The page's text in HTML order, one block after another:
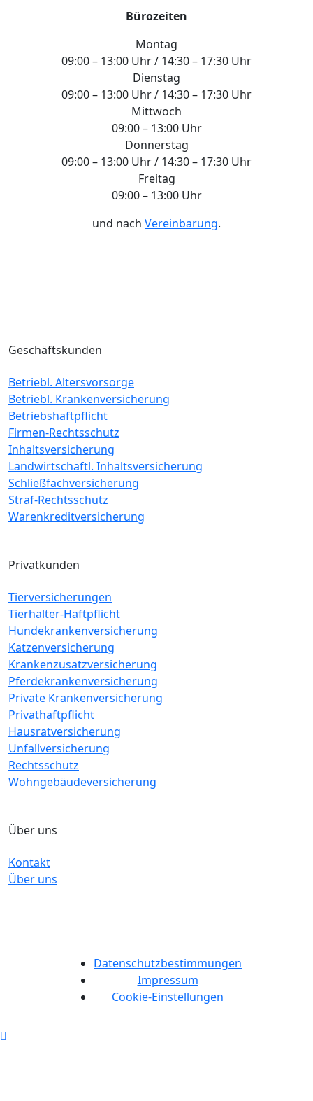
Bürozeiten
Montag
09:00 – 13:00 Uhr / 14:30 – 17:30 Uhr
Dienstag
09:00 – 13:00 Uhr / 14:30 – 17:30 Uhr
Mittwoch
09:00 – 13:00 Uhr
Donnerstag
09:00 – 13:00 Uhr / 14:30 – 17:30 Uhr
Freitag
09:00 – 13:00 Uhr
und nach Vereinbarung.
Geschäftskunden
Betriebl. Altersvorsorge
Betriebl. Krankenversicherung
Betriebshaftpflicht
Firmen-Rechtsschutz
Inhaltsversicherung
Landwirtschaftl. Inhaltsversicherung
Schließfachversicherung
Straf-Rechtsschutz
Warenkreditversicherung
Privatkunden
Tierversicherungen
Tierhalter-Haftpflicht
Hundekrankenversicherung
Katzenversicherung
Krankenzusatzversicherung
Pferdekrankenversicherung
Private Krankenversicherung
Privathaftpflicht
Hausratversicherung
Unfallversicherung
Rechtsschutz
Wohngebäudeversicherung
Über uns
Kontakt
Über uns
Datenschutzbestimmungen
Impressum
Cookie-Einstellungen